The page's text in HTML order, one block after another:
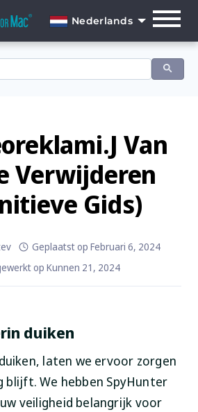
Nederlands
English
Français
Italiano
Nederlands
Norsk
Português
Van
Verwijderen
Gids)
Geplaatst op Februari 6, 2024
op Kunnen 21, 2024
duiken
laten we ervoor zorgen
blijft. We hebben SpyHunter
veiligheid belangrijk voor